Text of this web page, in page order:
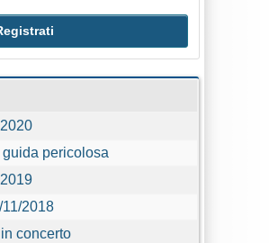
pericolosa
2018
concerto